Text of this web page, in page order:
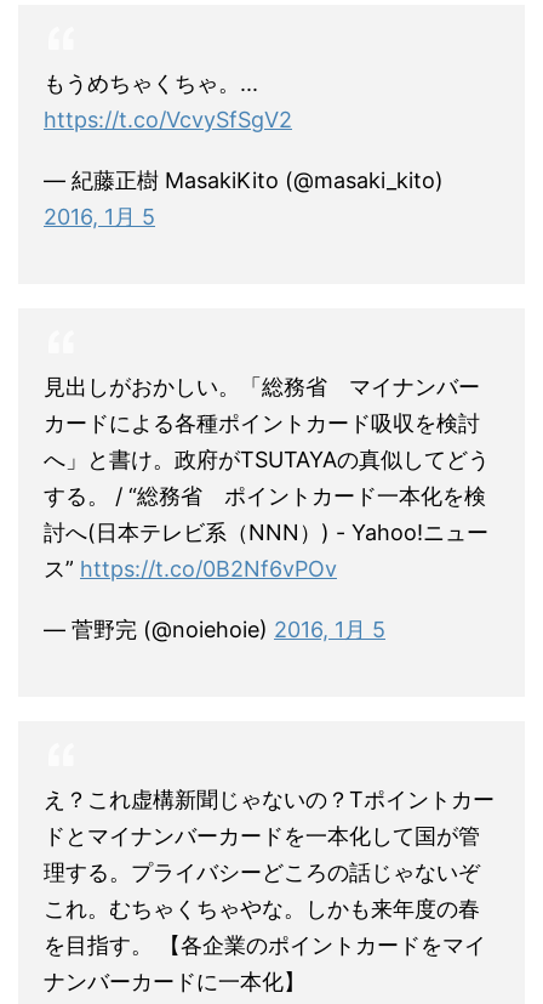
もうめちゃくちゃ。...
https://t.co/VcvySfSgV2
— 紀藤正樹 MasakiKito (@masaki_kito)
2016, 1月 5
見出しがおかしい。「総務省 マイナンバー
カードによる各種ポイントカード吸収を検討
へ」と書け。政府がTSUTAYAの真似してどう
する。 / “総務省 ポイントカード一本化を検
討へ(日本テレビ系（NNN）) - Yahoo!ニュー
ス” https://t.co/0B2Nf6vPOv
— 菅野完 (@noiehoie) 2016, 1月 5
え？これ虚構新聞じゃないの？Tポイントカー
ドとマイナンバーカードを一本化して国が管
理する。プライバシーどころの話じゃないぞ
これ。むちゃくちゃやな。しかも来年度の春
を目指す。 【各企業のポイントカードをマイ
ナンバーカードに一本化】